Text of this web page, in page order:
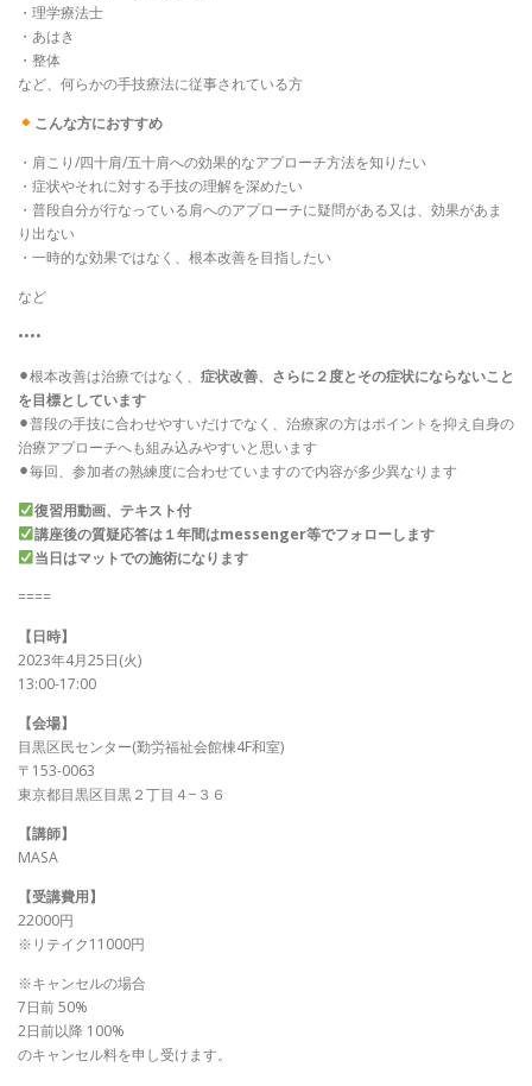
・理学療法士
・あはき
・整体
など、何らかの手技療法に従事されている方
こんな方におすすめ
・肩こり/四十肩/五十肩への効果的なアプローチ方法を知りたい
・症状やそれに対する手技の理解を深めたい
・普段自分が行なっている肩へのアプローチに疑問がある又は、効果があま
り出ない
・一時的な効果ではなく、根本改善を目指したい
など
••••
⚫︎根本改善は治療ではなく、 症状改善、さらに２度とその症状にならないこと
を目標としています
⚫︎普段の手技に合わせやすいだけでなく、治療家の方はポイントを抑え自身の
治療アプローチへも組み込みやすいと思います
⚫︎毎回、参加者の熟練度に合わせていますので内容が多少異なります
復習用動画、テキスト付
講座後の質疑応答は１年間はmessenger等でフォローします
当日はマットでの施術になります
====
【日時】
2023年4月25日(火)
13:00-17:00
【会場】
目黒区民センター(勤労福祉会館棟4F和室)
〒153-0063
東京都目黒区目黒２丁目４−３６
【講師】
MASA
【受講費用】
22000円
※リテイク11000円
※キャンセルの場合
7日前 50%
2日前以降 100%
のキャンセル料を申し受けます。